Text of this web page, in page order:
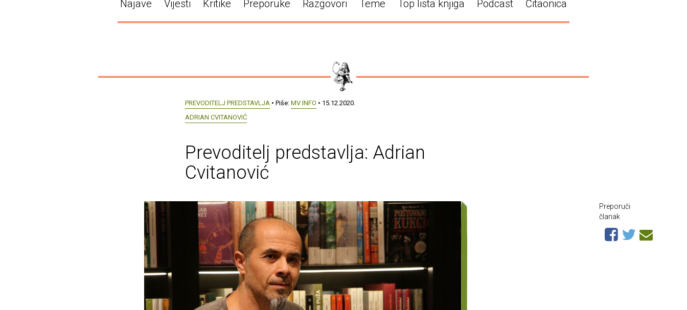
Najave Vijesti Kritike Preporuke Razgovori Teme Top lista knjiga Podcast Čitaonica
PREVODITELJ PREDSTAVLJA • Piše: MV INFO • 15.12.2020.
ADRIAN CVITANOVIĆ
Prevoditelj predstavlja: Adrian
Cvitanović
Preporuči
članak